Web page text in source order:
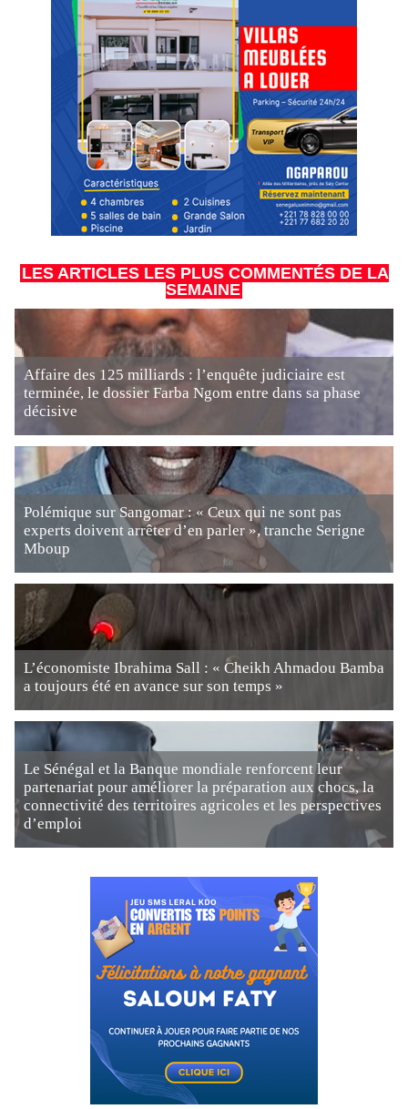
LES ARTICLES LES PLUS COMMENTÉS DE LA
SEMAINE
Affaire des 125 milliards : l’enquête judiciaire est
terminée, le dossier Farba Ngom entre dans sa phase
décisive
Polémique sur Sangomar : « Ceux qui ne sont pas
experts doivent arrêter d’en parler », tranche Serigne
Mboup
L’économiste Ibrahima Sall : « Cheikh Ahmadou Bamba
a toujours été en avance sur son temps »
Le Sénégal et la Banque mondiale renforcent leur
partenariat pour améliorer la préparation aux chocs, la
connectivité des territoires agricoles et les perspectives
d’emploi